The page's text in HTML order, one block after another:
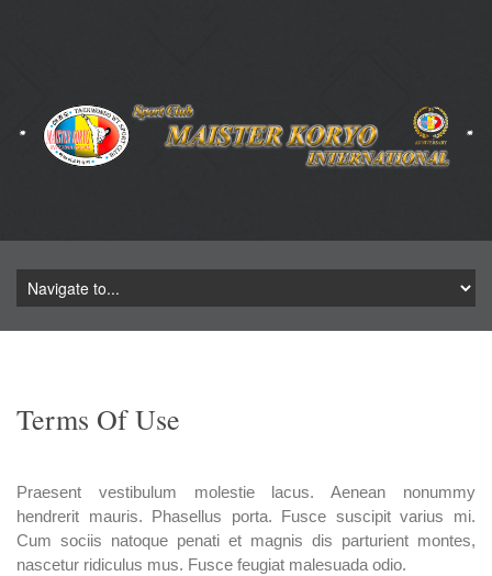
Terms Of Use
Praesent vestibulum molestie lacus. Aenean nonummy
hendrerit mauris. Phasellus porta. Fusce suscipit varius mi.
Cum sociis natoque penati et magnis dis parturient montes,
nascetur ridiculus mus. Fusce feugiat malesuada odio.